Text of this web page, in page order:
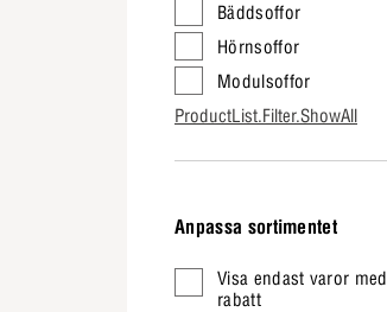
Bäddsoffor
Hörnsoffor
Modulsoffor
ProductList.Filter.ShowAll
Anpassa sortimentet
Visa endast varor med
rabatt